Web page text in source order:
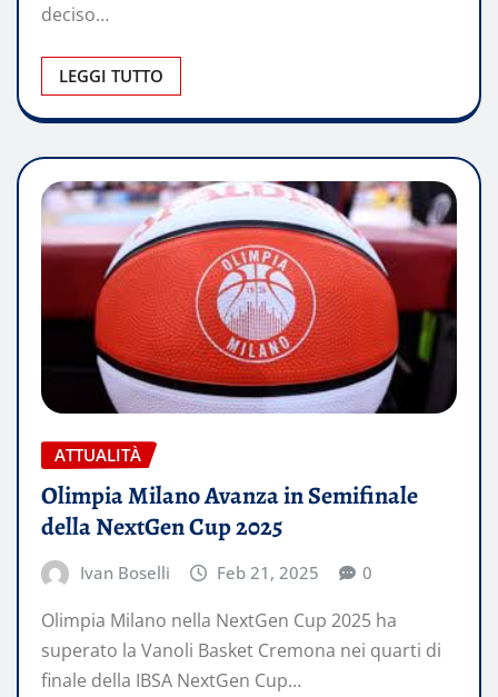
deciso…
LEGGI TUTTO
ATTUALITÀ
Olimpia Milano Avanza in Semifinale
della NextGen Cup 2025
Ivan Boselli Feb 21, 2025 0
Olimpia Milano nella NextGen Cup 2025 ha
superato la Vanoli Basket Cremona nei quarti di
finale della IBSA NextGen Cup…